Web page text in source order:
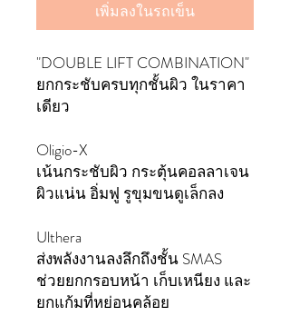
เพิ่มลงในรถเข็น
"DOUBLE LIFT COMBINATION"
ยกกระชับครบทุกชั้นผิว ในราคา
เดียว
Oligio-X
เน้นกระชับผิว กระตุ้นคอลลาเจน
ผิวแน่น อิ่มฟู รูขุมขนดูเล็กลง
Ulthera
ส่งพลังงานลงลึกถึงชั้น SMAS
ช่วยยกกรอบหน้า เก็บเหนียง และ
ยกแก้มที่หย่อนคล้อย